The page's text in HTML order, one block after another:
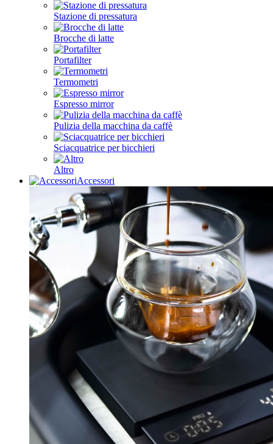
Stazione di pressatura
Brocche di latte
Portafilter
Termometri
Espresso mirror
Pulizia della macchina da caffè
Sciacquatrice per bicchieri
Altro
Accessori